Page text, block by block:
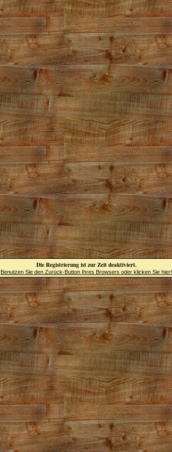
Die Registrierung ist zur Zeit deaktiviert.
Benutzen Sie den Zurück-Button Ihres Browsers oder klicken Sie hier!